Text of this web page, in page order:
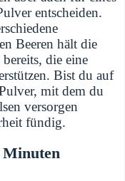
entscheiden.
Beeren hält die
die eine
Bist du auf
mit dem du
versorgen
fündig.
Minuten